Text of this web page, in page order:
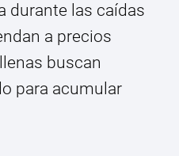
durante las caídas
a precios
buscan
para acumular